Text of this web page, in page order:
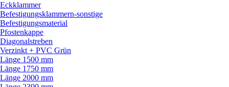
Eckklammer
Befestigungsklammern-sonstige
Befestigungsmaterial
Pfostenkappe
Diagonalstreben
Verzinkt + PVC Grün
Länge 1500 mm
Länge 1750 mm
Länge 2000 mm